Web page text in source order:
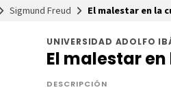
Sigmund Freud El malestar en la
UNIVERSIDAD ADOLFO
El malestar
DESCRIPCIÓN